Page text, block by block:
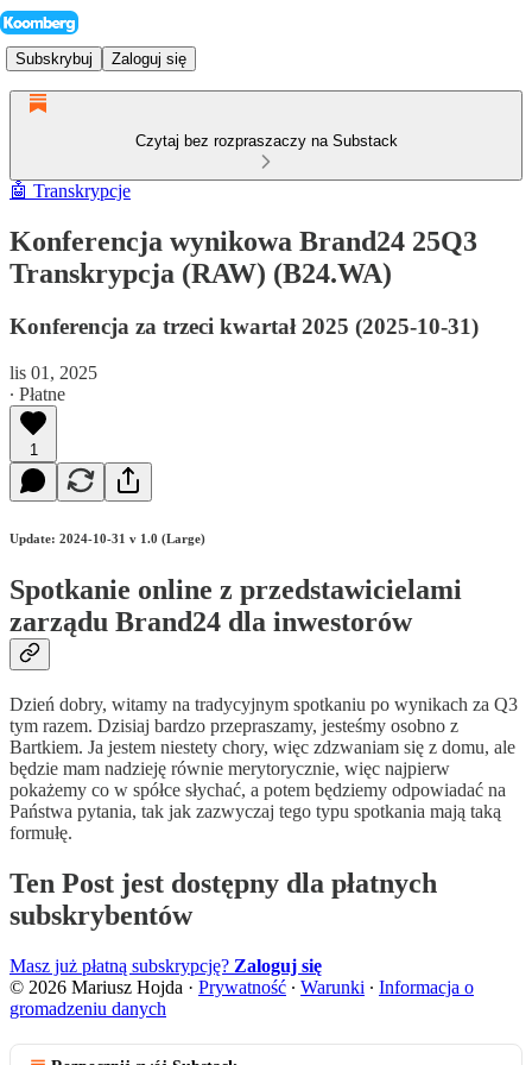
Subskrybuj Zaloguj się
Czytaj bez rozpraszaczy na Substack
🤖 Transkrypcje
Konferencja wynikowa Brand24 25Q3
Transkrypcja (RAW) (B24.WA)
Konferencja za trzeci kwartał 2025 (2025-10-31)
lis 01, 2025
∙ Płatne
1
Update: 2024-10-31 v 1.0 (Large)
Spotkanie online z przedstawicielami
zarządu Brand24 dla inwestorów
Dzień dobry, witamy na tradycyjnym spotkaniu po wynikach za Q3
tym razem. Dzisiaj bardzo przepraszamy, jesteśmy osobno z
Bartkiem. Ja jestem niestety chory, więc zdzwaniam się z domu, ale
będzie mam nadzieję równie merytorycznie, więc najpierw
pokażemy co w spółce słychać, a potem będziemy odpowiadać na
Państwa pytania, tak jak zazwyczaj tego typu spotkania mają taką
formułę.
Ten Post jest dostępny dla płatnych
subskrybentów
Masz już płatną subskrypcję? Zaloguj się
© 2026 Mariusz Hojda · Prywatność ∙ Warunki ∙ Informacja o
gromadzeniu danych